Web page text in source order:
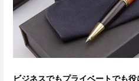
ビジネスでもプライベートでも